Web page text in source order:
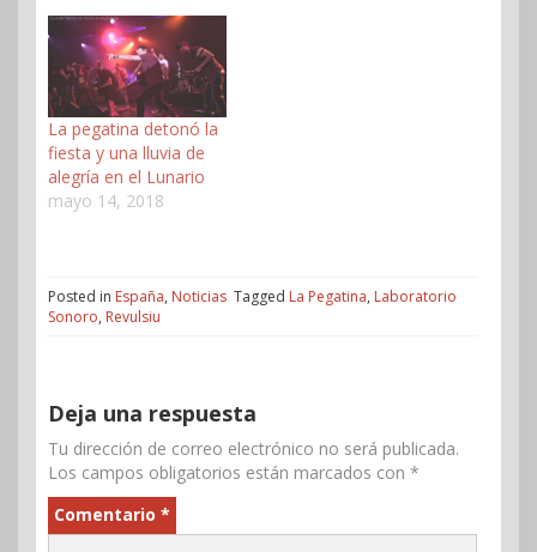
La pegatina detonó la
fiesta y una lluvia de
alegría en el Lunario
mayo 14, 2018
Posted in España, Noticias Tagged La Pegatina, Laboratorio
Sonoro, Revulsiu
Deja una respuesta
Tu dirección de correo electrónico no será publicada.
Los campos obligatorios están marcados con *
Comentario *